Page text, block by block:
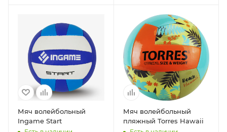
Мяч волейбольный
Ingame Start
Мяч волейбольный
пляжный Torres Hawaii